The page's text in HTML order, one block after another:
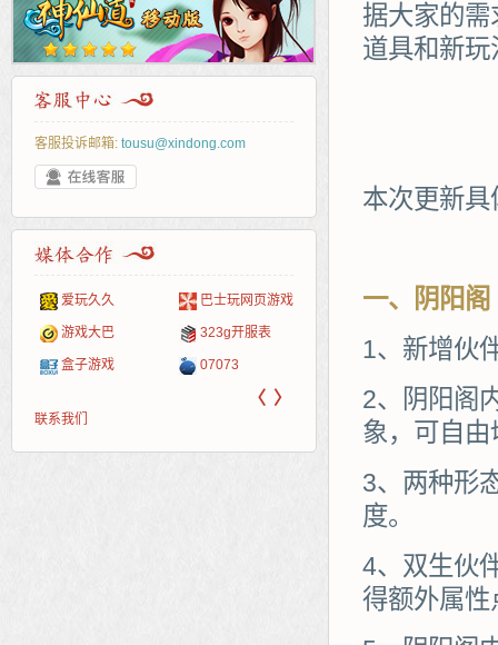
客服投诉邮箱: tousu@xindong.com
爱玩久久 巴士玩网页游戏
游戏大巴 323g开服表
盒子游戏 07073
页游网
新浪
网易
多玩
中华网
Cwan
游一游
40407
5617网游网 一游网
开服网
游戏
〈 〉
联系我们
据大家的
道具和新
本次更新
一、阴阳阁
1、新增伙
2、阴阳阁
象，可自
3、两种形
度。
4、双生伙
得额外属